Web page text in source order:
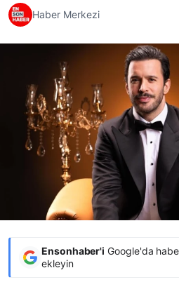
Haber Merkezi
Ensonhaber'i Google'da
ekleyin